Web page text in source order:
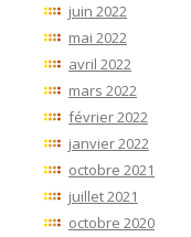
juin 2022
mai 2022
avril 2022
mars 2022
février 2022
janvier 2022
octobre 2021
juillet 2021
octobre 2020